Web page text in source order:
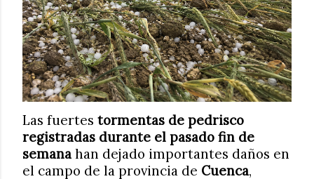
Las fuertes tormentas de pedrisco
registradas durante el pasado fin de
semana han dejado importantes daños en
el campo de la provincia de Cuenca,